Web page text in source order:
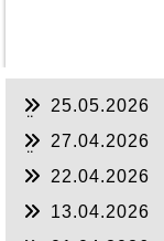
25.05.2026
27.04.2026
22.04.2026
13.04.2026